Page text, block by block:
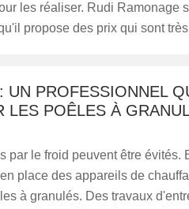
les réaliser. Rudi Ramonage
propose des prix qui sont
UN PROFESSIONNEL
LES POÊLES À
par le froid peuvent être évités.
place des appareils de
à granulés. Des travaux